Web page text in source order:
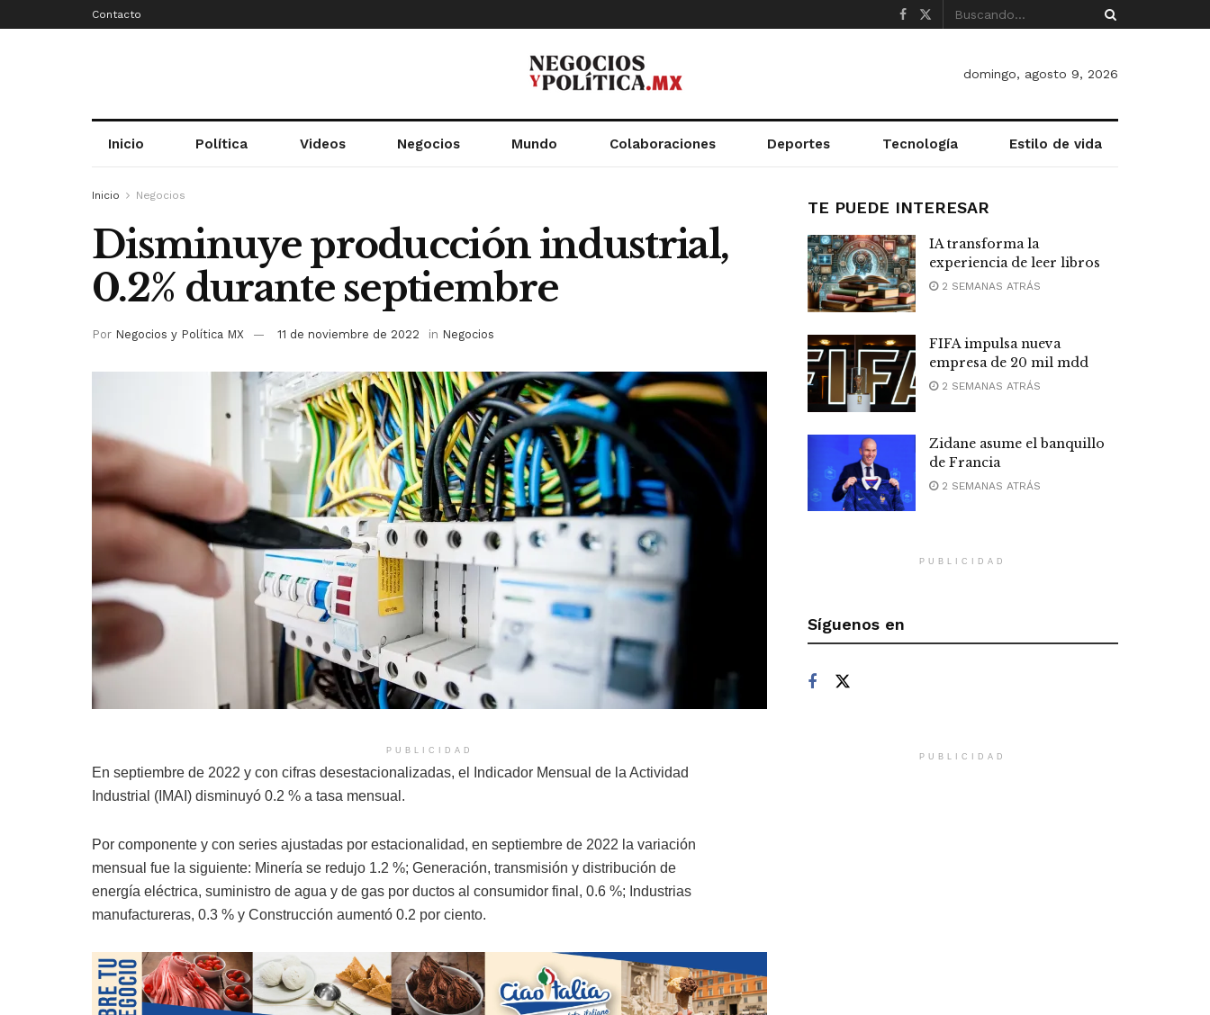
Contacto
domingo, agosto 9, 2026
Inicio Política Videos Negocios Mundo Colaboraciones Deportes Tecnología Estilo de vida
Inicio Negocios
Disminuye producción industrial,
0.2% durante septiembre
Por Negocios y Política MX 11 de noviembre de 2022 in Negocios
PUBLICIDAD
En septiembre de 2022 y con cifras desestacionalizadas, el Indicador Mensual de la Actividad
Industrial (IMAI) disminuyó 0.2 % a tasa mensual.
Por componente y con series ajustadas por estacionalidad, en septiembre de 2022 la variación
mensual fue la siguiente: Minería se redujo 1.2 %; Generación, transmisión y distribución de
energía eléctrica, suministro de agua y de gas por ductos al consumidor final, 0.6 %; Industrias
manufactureras, 0.3 % y Construcción aumentó 0.2 por ciento.
TE PUEDE INTERESAR
IA transforma la
experiencia de leer libros
2 SEMANAS ATRÁS
FIFA impulsa nueva
empresa de 20 mil mdd
2 SEMANAS ATRÁS
Zidane asume el banquillo
de Francia
2 SEMANAS ATRÁS
PUBLICIDAD
Síguenos en
PUBLICIDAD